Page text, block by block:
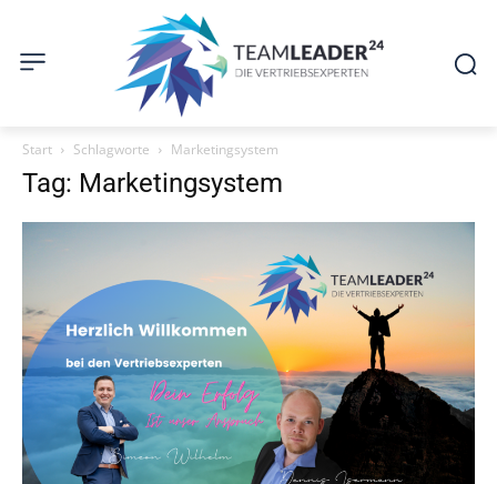
Start Schlagworte Marketingsystem
Tag: Marketingsystem